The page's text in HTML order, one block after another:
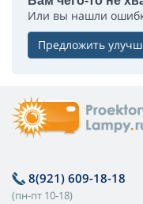
Или вы нашли
Предложить
8(921) 609-18-18
(пн-пт 10-18)